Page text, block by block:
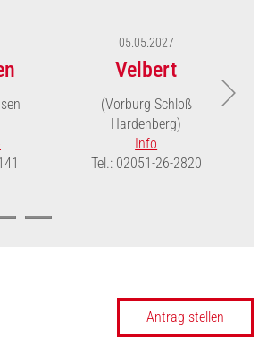
05.05.2027
Velbert
(Vorburg Schloß
Hardenberg)
Info
Tel.: 02051-26-2820
Antrag stellen